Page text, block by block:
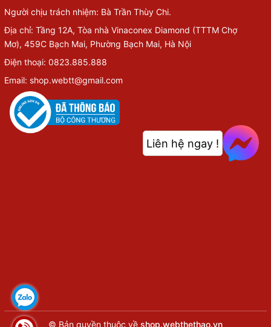
Người chịu trách nhiệm: Bà Trần Thùy Chi.
Địa chỉ: Tầng 12A, Tòa nhà Vinaconex Diamond (TTTM Chợ
Mơ), 459C Bạch Mai, Phường Bạch Mai, Hà Nội
Điện thoại: 0823.885.888
Email: shop.webtt@gmail.com
© Bản quyền thuộc về shop.webthethao.vn
Liên hệ ngay !